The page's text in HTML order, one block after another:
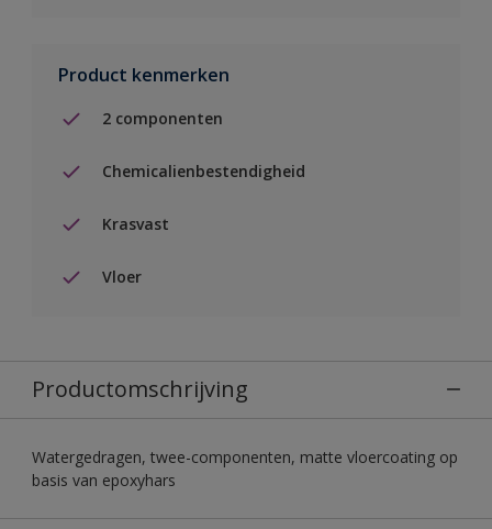
Product kenmerken
2 componenten
Chemicalienbestendigheid
Krasvast
Vloer
Productomschrijving
Watergedragen, twee-componenten, matte vloercoating op
basis van epoxyhars